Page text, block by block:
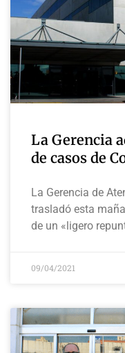
La Gerencia
de casos de
La Gerencia de
trasladó esta
de un «ligero
09/04/2021